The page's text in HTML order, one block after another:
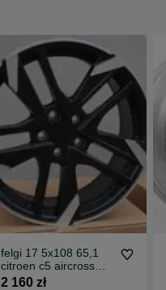
felgi 17 5x108 65,1
citroen c5 aircross
berlingo toyota
2 160 zł